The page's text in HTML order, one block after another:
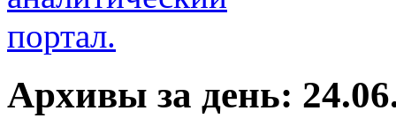
Архивы за день: